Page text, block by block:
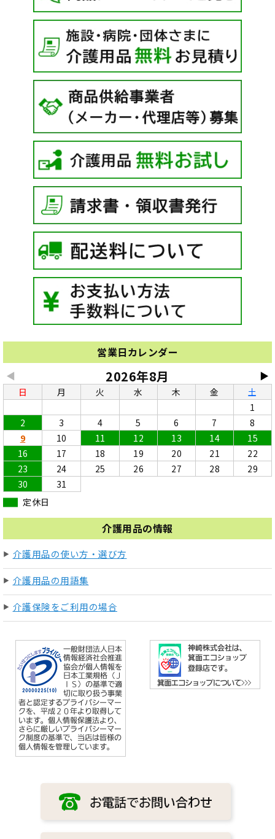
営業日カレンダー
◀ ▶
2026年8月
日 月 火 水 木 金
土
1
2
3 4 5 6 7
8
9
10 11 12 13 14
15
16
17 18 19 20 21
22
23
24 25 26 27 28
29
30
31
定休日
介護用品の情報
介護用品の使い方・選び方
介護用品の用語集
介護保険をご利用の場合